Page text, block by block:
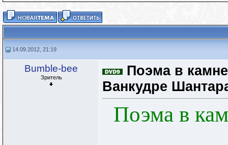
14.09.2012, 21:19
Bumble-bee
Зритель
Поэма в
Ванкудре
Поэма в